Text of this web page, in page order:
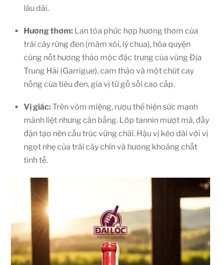
lâu dài.
Hương thơm: Lan tỏa phức hợp hương thơm của
trái cây rừng đen (mâm xôi, lý chua), hòa quyện
cùng nốt hương thảo mộc đặc trưng của vùng Địa
Trung Hải (Garrigue), cam thảo và một chút cay
nồng của tiêu đen, gia vị từ gỗ sồi cao cấp.
Vị giác:Trên vòm miệng, rượu thể hiện sức mạnh
mãnh liệt nhưng cân bằng. Lớp tannin mượt mà, đầy
đặn tạo nên cấu trúc vững chãi. Hậu vị kéo dài với vị
ngọt nhẹ của trái cây chín và hương khoáng chất
tinh tế.